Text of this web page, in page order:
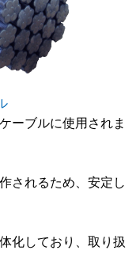
ーブルに使用されま
されるため、安定し
化しており、取り扱